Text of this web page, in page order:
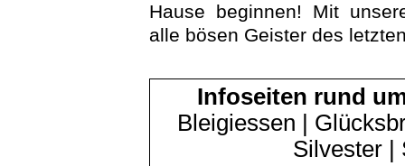
Hause beginnen! Mit
alle bösen Geister des
Infoseiten rund
Bleigiessen
Silvester